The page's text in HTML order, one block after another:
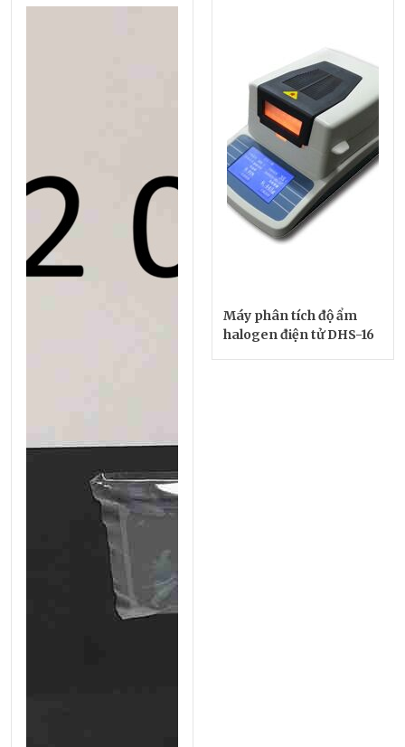
Máy phân tích độ ẩm
halogen điện tử DHS-16